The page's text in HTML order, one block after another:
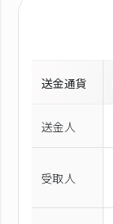
送金通貨
送金人
受取人